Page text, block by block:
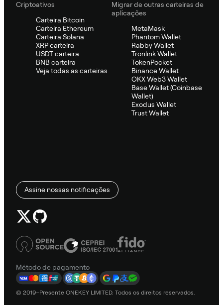
Criptoativos
Carteira Bitcoin
Carteira Ethereum
Carteira Solana
XRP carteira
USDT carteira
BNB carteira
Veja todas as carteiras
Migrar de outras carteiras de
aplicações
MetaMask
Phantom Wallet
Rabby Wallet
Tronlink Wallet
TokenPocket
Binance Wallet
OKX Web3 Wallet
Base Wallet (Coinbase
Wallet)
Exodus Wallet
Trust Wallet
Assine nossas notificações
Método de pagamento
© 2019–Presente ONEKEY LIMITED. Todos os direitos reservados.